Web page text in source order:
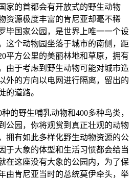
家的首都会有开放式的野生动物
资源极度丰富的肯尼亚却毫不稀
毕国家公园，是世界上唯一一个设
这个动物园坐落于城市的南侧，距
平方公里的美丽林地和草原，拥有
由于考虑到野生动物可能对城市造
外的方向以电网进行隔离，留出的
的道路。
的野生哺乳动物和400多种鸟类，
公园，你将观赏到真正壮观的动物
拥有如此多样化野生动物资源的公
于大象的体型和生活习惯都会给当
在这座没有大象的公园内，为了保
由肯尼亚当时的总统莫伊牵头，举